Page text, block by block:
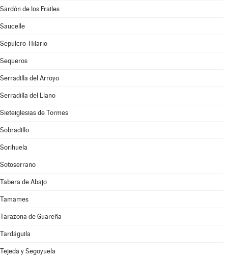
Sardón de los Frailes
Saucelle
Sepulcro-Hilario
Sequeros
Serradilla del Arroyo
Serradilla del Llano
Sieteiglesias de Tormes
Sobradillo
Sorihuela
Sotoserrano
Tabera de Abajo
Tamames
Tarazona de Guareña
Tardáguila
Tejeda y Segoyuela